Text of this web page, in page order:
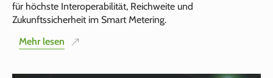
für höchste Interoperabilität, Reichweite und
Zukunftssicherheit im Smart Metering.
Mehr lesen